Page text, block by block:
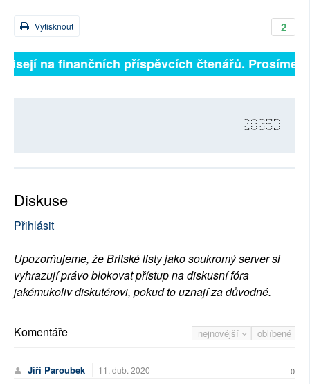
2
Vytisknout
na finančních příspěvcích čtenářů. Prosíme,
20053
Diskuse
Přihlásit
Upozorňujeme, že Britské listy jako soukromý server si
vyhrazují právo blokovat přístup na diskusní fóra
jakémukoliv diskutérovi, pokud to uznají za důvodné.
nejnovější oblíbené
Komentáře
Jiří Paroubek 11. dub. 2020 0